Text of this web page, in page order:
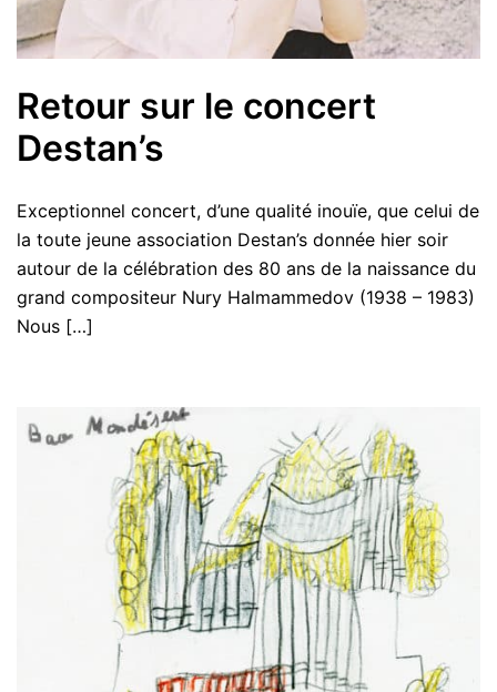
Retour sur le concert
Destan’s
Exceptionnel concert, d’une qualité inouïe, que celui de
la toute jeune association Destan’s donnée hier soir
autour de la célébration des 80 ans de la naissance du
grand compositeur Nury Halmammedov (1938 – 1983)
Nous […]